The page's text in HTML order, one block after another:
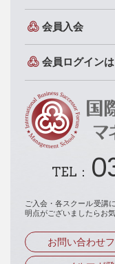
会員入会
会員ログイン
TEL：
ご入会・各スクール受講
明点がございましたらお
お問い合わせ